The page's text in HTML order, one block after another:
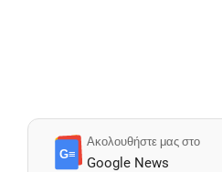
G≡
Ακολουθήστε μας στο
Google News